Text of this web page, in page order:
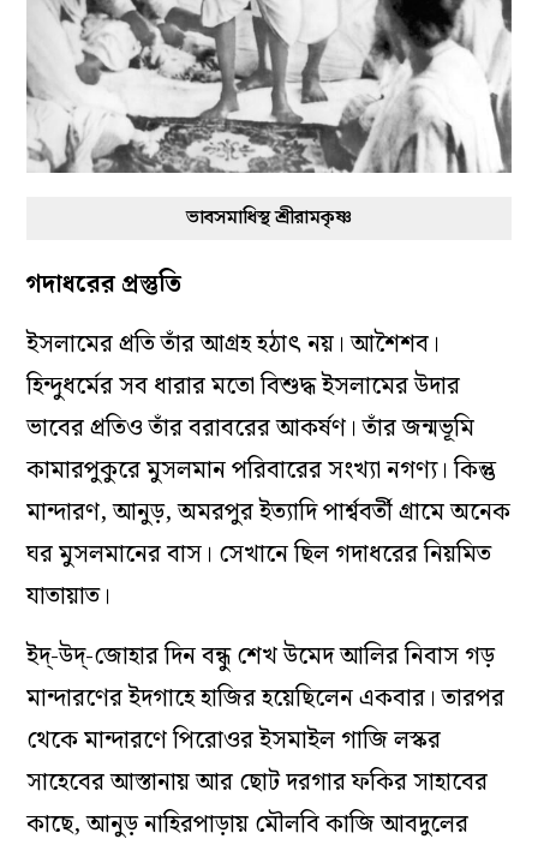
ভাবসমাধিস্থ শ্রীরামকৃষ্ণ
গদাধরের প্রস্তুতি
ইসলামের প্রতি তাঁর আগ্রহ হঠাৎ নয়। আশৈশব।
হিন্দুধর্মের সব ধারার মতো বিশুদ্ধ ইসলামের উদার
ভাবের প্রতিও তাঁর বরাবরের আকর্ষণ। তাঁর জন্মভূমি
কামারপুকুরে মুসলমান পরিবারের সংখ্যা নগণ্য। কিন্তু
মান্দারণ, আনুড়, অমরপুর ইত্যাদি পার্শ্ববর্তী গ্রামে অনেক
ঘর মুসলমানের বাস। সেখানে ছিল গদাধরের নিয়মিত
যাতায়াত।
ইদ্‌-উদ্‌-জোহার দিন বন্ধু শেখ উমেদ আলির নিবাস গড়
মান্দারণের ইদগাহে হাজির হয়েছিলেন একবার। তারপর
থেকে মান্দারণে পিরোওর ইসমাইল গাজি লস্কর
সাহেবের আস্তানায় আর ছোট দরগার ফকির সাহাবের
কাছে, আনুড় নাহিরপাড়ায় মৌলবি কাজি আবদুলের